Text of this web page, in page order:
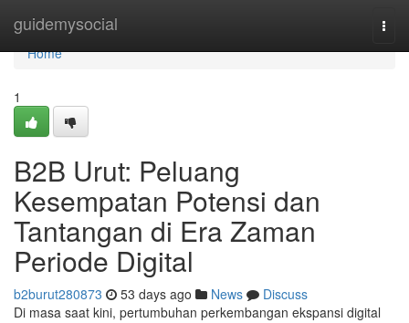
guidemysocial
Home
Home
1
B2B Urut: Peluang
Kesempatan Potensi dan
Tantangan di Era Zaman
Periode Digital
b2burut280873 53 days ago News
Discuss
Di masa saat kini, pertumbuhan perkembangan ekspansi digital